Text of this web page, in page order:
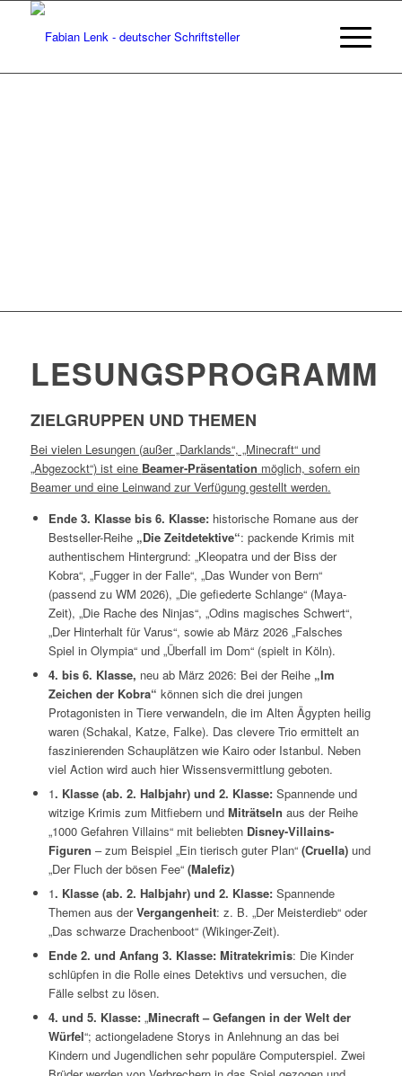
LESUNGSPROGRAMM
ZIELGRUPPEN UND THEMEN
Bei vielen Lesungen (außer „Darklands“, „Minecraft“ und
„Abgezockt“) ist eine Beamer-Präsentation möglich, sofern ein
Beamer und eine Leinwand zur Verfügung gestellt werden.
Ende 3. Klasse bis 6. Klasse: historische Romane aus der
Bestseller-Reihe „Die Zeitdetektive“: packende Krimis mit
authentischem Hintergrund: „Kleopatra und der Biss der
Kobra“, „Fugger in der Falle“, „Das Wunder von Bern“
(passend zu WM 2026), „Die gefiederte Schlange“ (Maya-
Zeit), „Die Rache des Ninjas“, „Odins magisches Schwert“,
„Der Hinterhalt für Varus“, sowie ab März 2026 „Falsches
Spiel in Olympia“ und „Überfall im Dom“ (spielt in Köln).
4. bis 6. Klasse, neu ab März 2026: Bei der Reihe „Im
Zeichen der Kobra“ können sich die drei jungen
Protagonisten in Tiere verwandeln, die im Alten Ägypten heilig
waren (Schakal, Katze, Falke). Das clevere Trio ermittelt an
faszinierenden Schauplätzen wie Kairo oder Istanbul. Neben
viel Action wird auch hier Wissensvermittlung geboten.
1. Klasse (ab. 2. Halbjahr) und 2. Klasse:Spannende und
witzige Krimis zum Mitfiebern und Miträtseln aus der Reihe
„1000 Gefahren Villains“ mit beliebten Disney-Villains-
Figuren – zum Beispiel „Ein tierisch guter Plan“ (Cruella) und
„Der Fluch der bösen Fee“(Malefiz)
1. Klasse (ab. 2. Halbjahr) und 2. Klasse:Spannende
Themen aus derVergangenheit: z. B. „Der Meisterdieb“ oder
„Das schwarze Drachenboot“ (Wikinger-Zeit).
Ende 2. und Anfang 3. Klasse: Mitratekrimis: Die Kinder
schlüpfen in die Rolle eines Detektivs und versuchen, die
Fälle selbst zu lösen.
4. und 5. Klasse:„Minecraft – Gefangen in der Welt der
Würfel“; actiongeladene Storys in Anlehnung an das bei
Kindern und Jugendlichen sehr populäre Computerspiel. Zwei